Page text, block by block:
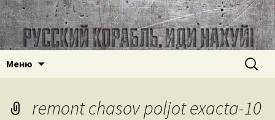
ussr-watch.com
Часовое наследие СССР
Меню Найти:
remont chasov poljot exacta-10